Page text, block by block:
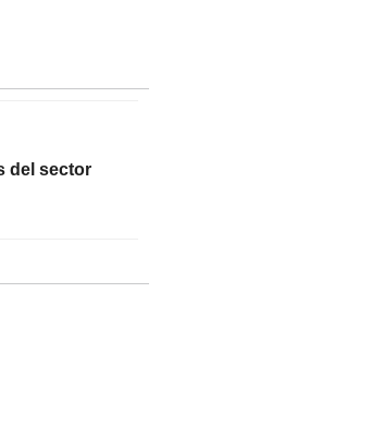
del sector